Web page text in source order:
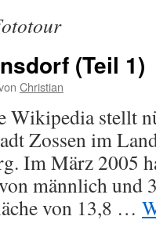
(Teil 1)
Christian
Wikipedia stellt
Zossen im
Im März 2005
männlich und
von 13,8 …